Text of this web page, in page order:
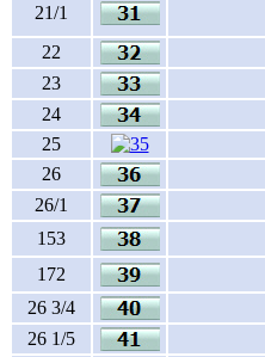
21/1
22
23
24
25
26
26/1
153
172
26 3/4
26 1/5